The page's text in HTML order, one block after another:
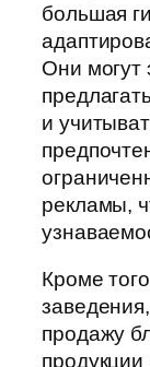
большая
Они могут
и
рекламы,
Кроме
продажу